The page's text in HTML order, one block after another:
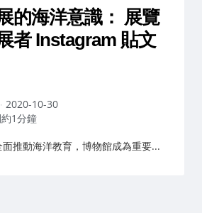
的海洋意識： 展覽
者 Instagram 貼文
2020-10-30
1分鐘
推動海洋教育，博物館成為重要...